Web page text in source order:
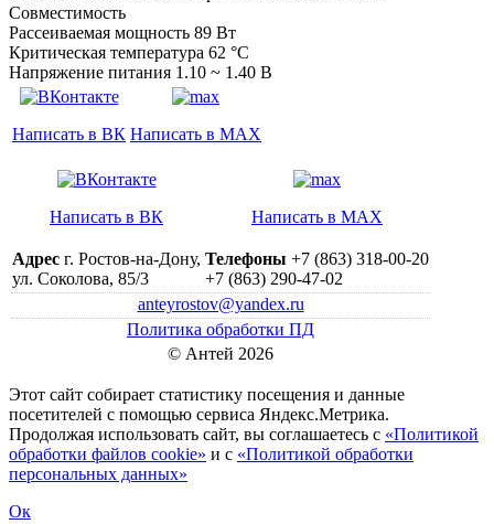
Совместимость
Рассеиваемая мощность 89 Вт
Критическая температура 62 °С
Напряжение питания 1.10 ~ 1.40 В
Написать в ВК Написать в MAX
Написать в ВК Написать в MAX
Адрес г. Ростов-на-Дону,
ул. Соколова, 85/3
Телефоны +7 (863) 318-00-20
+7 (863) 290-47-02
anteyrostov@yandex.ru
Политика обработки ПД
© Антей 2026
Этот сайт собирает статистику посещения и данные
посетителей c помощью сервиса Яндекс.Метрика.
Продолжая использовать сайт, вы соглашаетесь с «Политикой
обработки файлов cookie» и с «Политикой обработки
персональных данных»
Ок